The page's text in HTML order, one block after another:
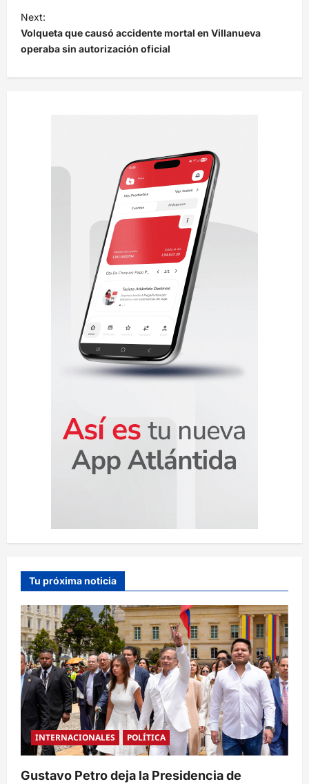
e
g
a
c
Next:
Volqueta que causó accidente mortal en Villanueva
operaba sin autorización oficial
Tu próxima noticia
INTERNACIONALES POLÍTICA
Gustavo Petro deja la Presidencia de